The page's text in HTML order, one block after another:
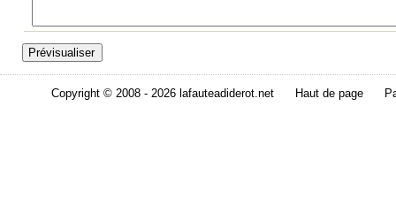
Copyright © 2008 - 2026 lafauteadiderot.net Haut de page